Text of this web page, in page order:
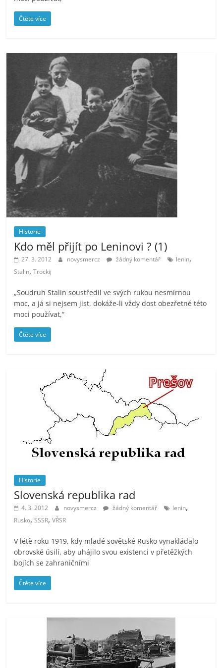
Čtěte více
Historie
Kdo měl přijít po Leninovi ? (1)
27. 3. 2012 novysmercz žádný komentář lenin,
Stalin,Trockij
„Soudruh Stalin soustředil ve svých rukou nesmírnou
moc, a já si nejsem jist, dokáže-li vždy dost obezřetné této
moci používat,“
Čtěte více
Historie
Slovenská republika rad
4. 3. 2012 novysmercz žádný komentář lenin,
Rusko,SSSR,VŘSR
V létě roku 1919, kdy mladé sovětské Rusko vynakládalo
obrovské úsilí, aby uhájilo svou existenci v přetěžkých
bojích se zahraničními
Čtěte více